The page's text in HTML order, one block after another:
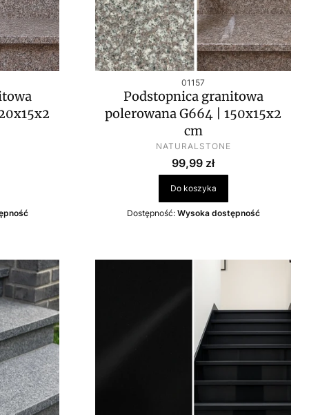
Kod produktu
01157
Podstopnica granitowa
polerowana G664 | 150x15x2
cm
PRODUCENT
NATURALSTONE
Cena
99,99 zł
Do koszyka
Dostępność: Wysoka dostępność